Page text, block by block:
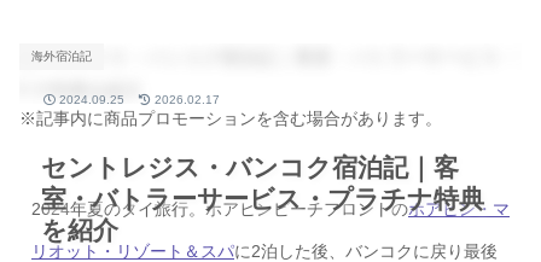
セントレジス・バンコク宿泊記｜客
室・バトラーサービス・プラチナ特典
を紹介
海外宿泊記
2024.09.25 2026.02.17
※記事内に商品プロモーションを含む場合があります。
2024年夏のタイ旅行。ホアヒンビーチフロントのホアヒン・マ
リオット・リゾート＆スパに2泊した後、バンコクに戻り最後